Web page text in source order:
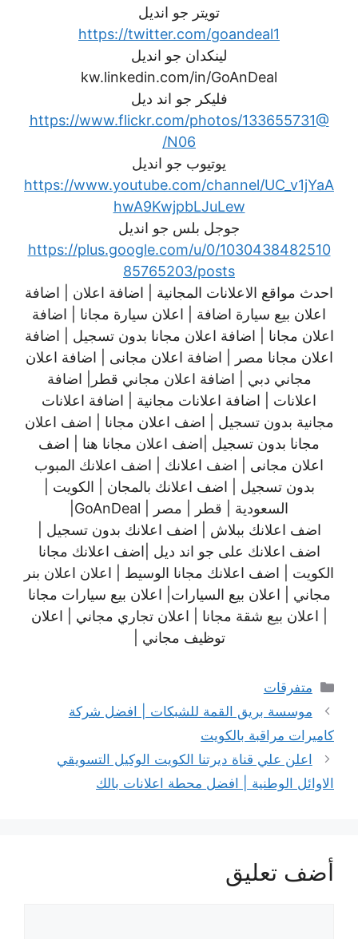
تويتر جو انديل
https://twitter.com/goandeal1
لينكدان جو انديل
kw.linkedin.com/in/GoAnDeal
فليكر جو اند ديل
https://www.flickr.com/photos/133655731@
N06/
يوتيوب جو انديل
https://www.youtube.com/channel/UC_v1jYaA
hwA9KwjpbLJuLew
جوجل بلس جو انديل
https://plus.google.com/u/0/1030438482510
85765203/posts
احدث مواقع الاعلانات المجانية | اضافة اعلان | اضافة
اعلان بيع سيارة اضافة | اعلان سيارة مجانا | اضافة
اعلان مجانا | اضافة اعلان مجانا بدون تسجيل | اضافة
اعلان مجانا مصر | اضافة اعلان مجانى | اضافة اعلان
مجاني دبي | اضافة اعلان مجاني قطر| اضافة
اعلانات | اضافة اعلانات مجانية | اضافة اعلانات
مجانية بدون تسجيل | اضف اعلان مجانا | اضف اعلان
مجانا بدون تسجيل |اضف اعلان مجانا هنا | اضف
اعلان مجانى | اضف اعلانك | اضف اعلانك المبوب
بدون تسجيل | اضف اعلانك بالمجان | الكويت |
السعودية | قطر | مصر | GoAnDeal|
اضف اعلانك ببلاش | اضف اعلانك بدون تسجيل |
اضف اعلانك على جو اند ديل |اضف اعلانك مجانا
الكويت | اضف اعلانك مجانا الوسيط | اعلان اعلان بنر
مجاني | اعلان بيع السيارات| اعلان بيع سيارات مجانا
| اعلان بيع شقة مجانا | اعلان تجاري مجاني | اعلان
توظيف مجاني |
التصنيفات
متفرقات
موسسة بريق القمة للشبكات | افضل شركة
كاميرات مراقبة بالكويت
اعلن علي قناة ديرتنا الكويت الوكيل التسويقي
الاوائل الوطنية | افضل محطة اعلانات بالك
أضف تعليق